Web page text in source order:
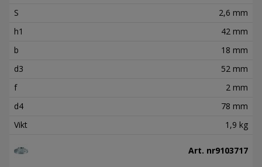
S
2,6 mm
h1
42 mm
b
18 mm
d3
52 mm
f
2 mm
d4
78 mm
Vikt
1,9 kg
Art. nr9103717